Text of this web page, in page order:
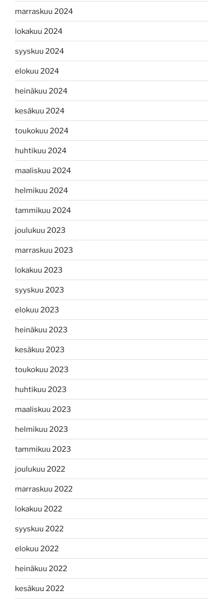
marraskuu 2024
lokakuu 2024
syyskuu 2024
elokuu 2024
heinäkuu 2024
kesäkuu 2024
toukokuu 2024
huhtikuu 2024
maaliskuu 2024
helmikuu 2024
tammikuu 2024
joulukuu 2023
marraskuu 2023
lokakuu 2023
syyskuu 2023
elokuu 2023
heinäkuu 2023
kesäkuu 2023
toukokuu 2023
huhtikuu 2023
maaliskuu 2023
helmikuu 2023
tammikuu 2023
joulukuu 2022
marraskuu 2022
lokakuu 2022
syyskuu 2022
elokuu 2022
heinäkuu 2022
kesäkuu 2022